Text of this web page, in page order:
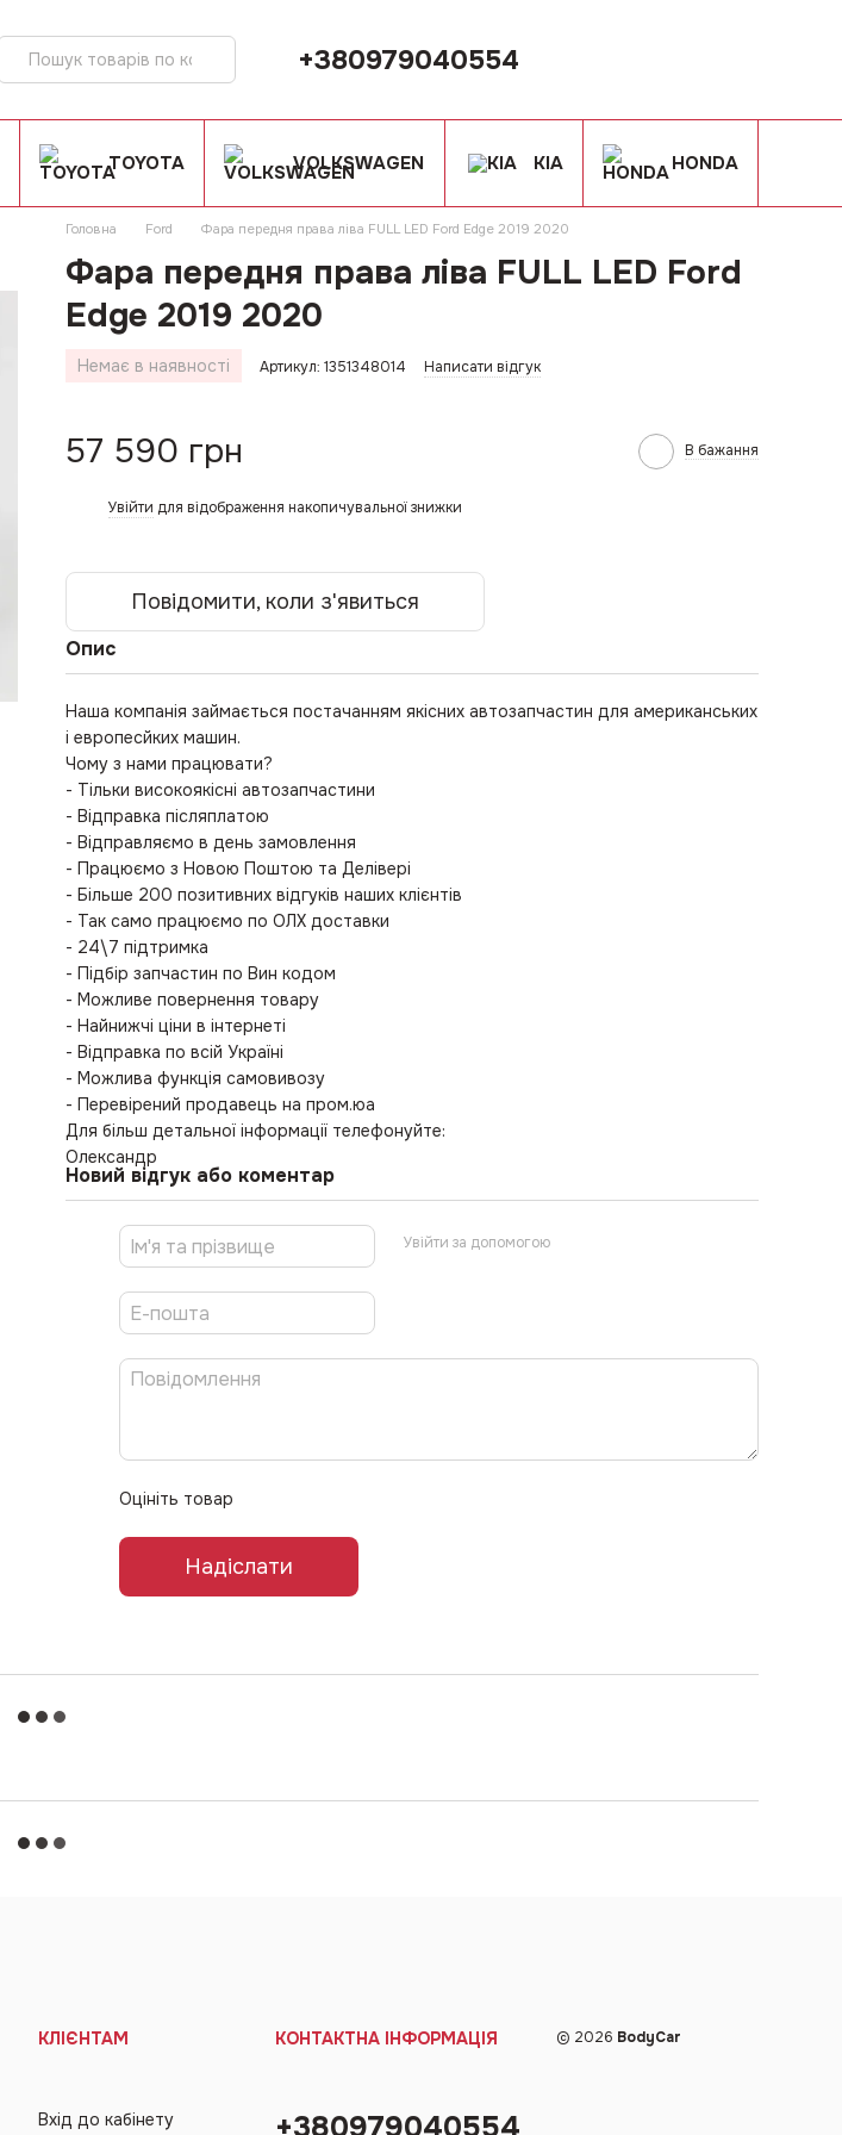
+380979040554
TOYOTA VOLKSWAGEN KIA HONDA
Головна Ford Фара передня права ліва FULL LED Ford Edge 2019 2020
Фара передня права ліва FULL LED Ford
Edge 2019 2020
Немає в наявності Артикул: 1351348014 Написати відгук
57 590 грн В бажання
Увійти для відображення накопичувальної знижки
Повідомити, коли з'явиться
Опис
Наша компанія займається постачанням якісних автозапчастин для американських
і европесйких машин.
Чому з нами працювати?
- Тільки високоякісні автозапчастини
- Відправка післяплатою
- Відправляємо в день замовлення
- Працюємо з Новою Поштою та Делівері
- Більше 200 позитивних відгуків наших клієнтів
- Так само працюємо по ОЛХ доставки
- 24\7 підтримка
- Підбір запчастин по Вин кодом
- Можливе повернення товару
- Найнижчі ціни в інтернеті
- Відправка по всій Україні
- Можлива функція самовивозу
- Перевірений продавець на пром.юа
Для більш детальної інформації телефонуйте:
Олександр
Новий відгук або коментар
Увійти за допомогою
Оцініть товар
Надіслати
КЛІЄНТАМ
Вхід до кабінету
КОНТАКТНА ІНФОРМАЦІЯ © 2026 BodyCar